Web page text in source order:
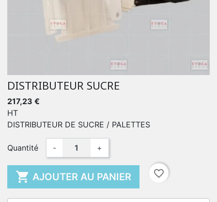
DISTRIBUTEUR SUCRE
217,23 €
HT
DISTRIBUTEUR DE SUCRE / PALETTES
Quantité - +
 AJOUTER AU PANIER favorite_border